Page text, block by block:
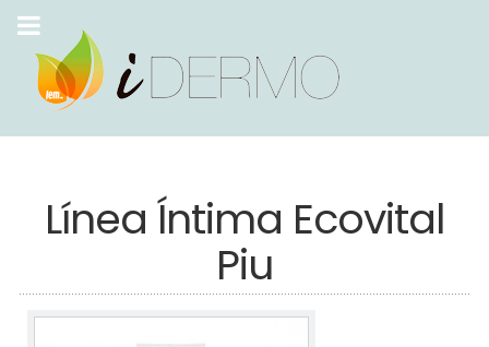
Línea Íntima Ecovital
Piu